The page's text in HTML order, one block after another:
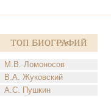
Топ Биографий
М.В. Ломоносов
В.А. Жуковский
А.С. Пушкин